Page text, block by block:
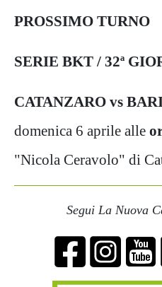
PROSSIMO TURNO
SERIE BKT / 32ª
CATANZARO vs
domenica 6 aprile alle
"Nicola Ceravolo" di
Segui La Nuova